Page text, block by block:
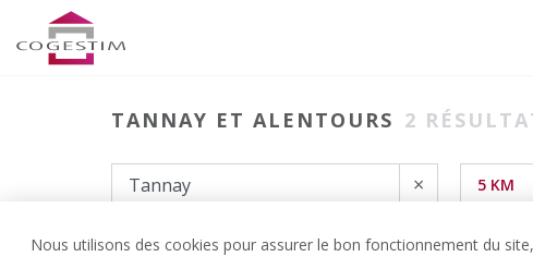
Nous utilisons des cookies pour assurer le bon fonctionnement du
TANNAY ET ALENTOURS 2
× 5 KM